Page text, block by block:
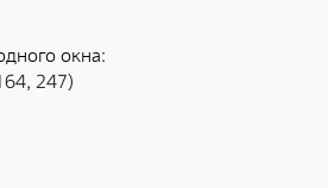
окна:
247)